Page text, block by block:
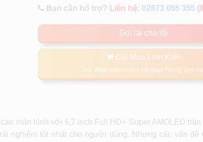
Bạn cần hổ trợ? Liên hệ: 02873 055 355
Gọi lại cho tôi
Đặt Mua Linh Kiện
Gọi điện xác nhận và giao hàng tận
cao màn hình với 6,7 inch Full HD+ Super AMOLED
nghiệm tốt nhất cho người dùng. Nhưng các vấn đề